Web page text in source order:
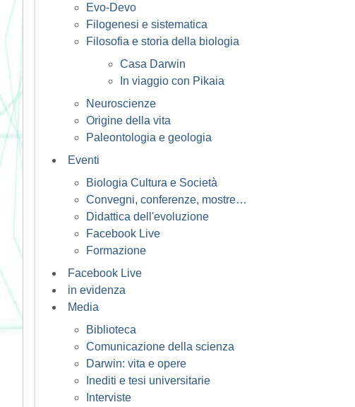
Evo-Devo
Filogenesi e sistematica
Filosofia e storia della biologia
Casa Darwin
In viaggio con Pikaia
Neuroscienze
Origine della vita
Paleontologia e geologia
Eventi
Biologia Cultura e Società
Convegni, conferenze, mostre…
Didattica dell'evoluzione
Facebook Live
Formazione
Facebook Live
in evidenza
Media
Biblioteca
Comunicazione della scienza
Darwin: vita e opere
Inediti e tesi universitarie
Interviste